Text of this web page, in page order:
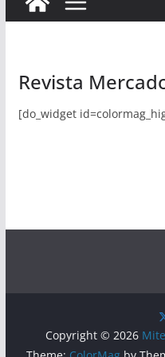
Revista
[do_widget
Copyright © 2026